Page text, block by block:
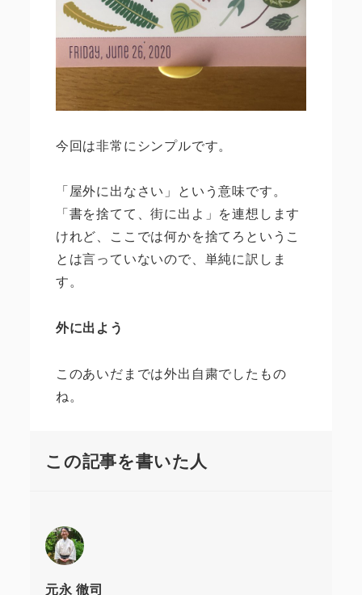
今回は非常にシンプルです。
「屋外に出なさい」という意味です。
「書を捨てて、街に出よ」を連想します
けれど、ここでは何かを捨てろというこ
とは言っていないので、単純に訳しま
す。
外に出よう
このあいだまでは外出自粛でしたもの
ね。
この記事を書いた人
元永 徹司